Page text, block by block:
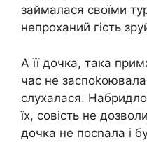
займалася своїми
непроханий гість
А її дочка, така
час не
слухалася.
їх, совість не
дочка не посnала і